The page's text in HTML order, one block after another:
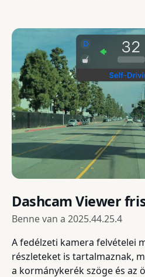
Dashcam Viewer
Benne van a 2025.44.25.4
A fedélzeti kamera felvételei
részleteket is tartalmaznak,
a kormánykerék szöge és az